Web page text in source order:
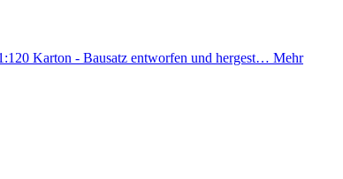
Karton - Bausatz entworfen und hergest… Mehr